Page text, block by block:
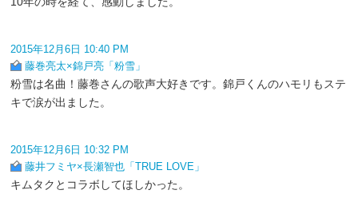
2015年12月6日 10:40 PM
藤巻亮太×錦戸亮「粉雪」
粉雪は名曲！藤巻さんの歌声大好きです。錦戸くんのハモリもステ
キで涙が出ました。
2015年12月6日 10:32 PM
藤井フミヤ×長瀬智也「TRUE LOVE」
キムタクとコラボしてほしかった。